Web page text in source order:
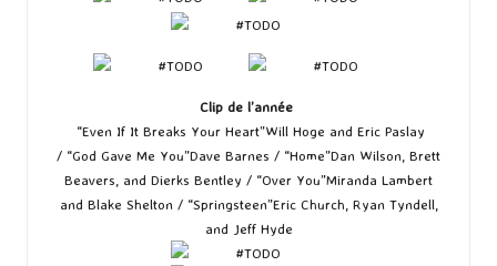
Clip de l’année
“Even If It Breaks Your Heart”Will Hoge and Eric Paslay
/ “God Gave Me You”Dave Barnes / “Home”Dan Wilson, Brett
Beavers, and Dierks Bentley / “Over You”Miranda Lambert
and Blake Shelton / “Springsteen”Eric Church, Ryan Tyndell,
and Jeff Hyde